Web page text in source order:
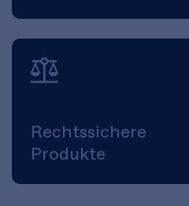
Rechtssichere
Produkte